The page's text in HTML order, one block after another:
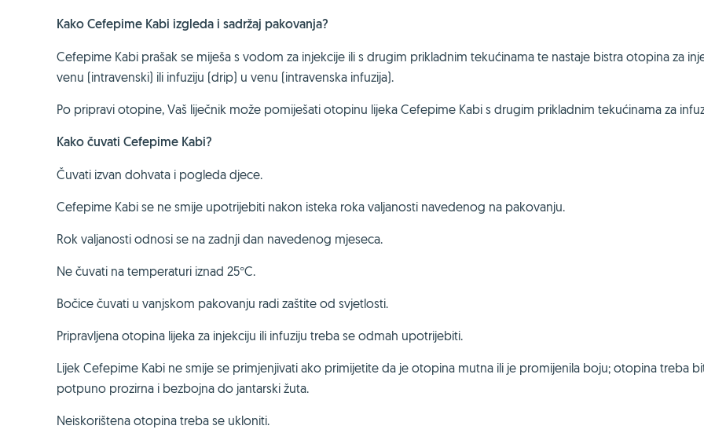
Kako Cefepime Kabi izgleda i sadržaj pakovanja?
Cefepime Kabi prašak se miješa s vodom za injekcije ili s drugim prikladnim tekućinama te nastaje bistra otopina za
venu (intravenski) ili infuziju (drip) u venu (intravenska infuzija).
Po pripravi otopine, Vaš liječnik može pomiješati otopinu lijeka Cefepime Kabi s drugim prikladnim tekućinama za
Kako čuvati Cefepime Kabi?
Čuvati izvan dohvata i pogleda djece.
Cefepime Kabi se ne smije upotrijebiti nakon isteka roka valjanosti navedenog na pakovanju.
Rok valjanosti odnosi se na zadnji dan navedenog mjeseca.
Ne čuvati na temperaturi iznad 25°C.
Bočice čuvati u vanjskom pakovanju radi zaštite od svjetlosti.
Pripravljena otopina lijeka za injekciju ili infuziju treba se odmah upotrijebiti.
Lijek Cefepime Kabi ne smije se primjenjivati ako primijetite da je otopina mutna ili je promijenila boju; otopina treba
potpuno prozirna i bezbojna do jantarski žuta.
Neiskorištena otopina treba se ukloniti.